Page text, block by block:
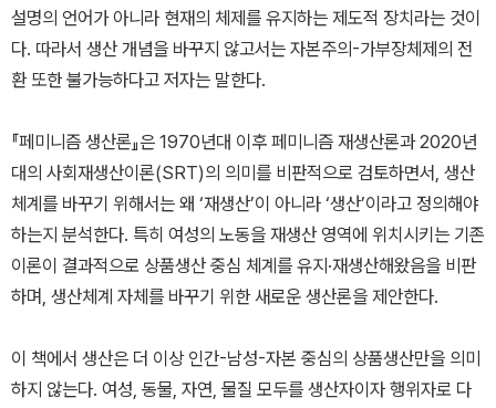
설명의 언어가 아니라 현재의 체제를 유지하는 제도적 장치라는 것이
다. 따라서 생산 개념을 바꾸지 않고서는 자본주의-가부장체제의 전
환 또한 불가능하다고 저자는 말한다.
『페미니즘 생산론』은 1970년대 이후 페미니즘 재생산론과 2020년
대의 사회재생산이론(SRT)의 의미를 비판적으로 검토하면서, 생산
체계를 바꾸기 위해서는 왜 ‘재생산’이 아니라 ‘생산’이라고 정의해야
하는지 분석한다. 특히 여성의 노동을 재생산 영역에 위치시키는 기존
이론이 결과적으로 상품생산 중심 체계를 유지·재생산해왔음을 비판
하며, 생산체계 자체를 바꾸기 위한 새로운 생산론을 제안한다.
이 책에서 생산은 더 이상 인간-남성-자본 중심의 상품생산만을 의미
하지 않는다. 여성, 동물, 자연, 물질 모두를 생산자이자 행위자로 다